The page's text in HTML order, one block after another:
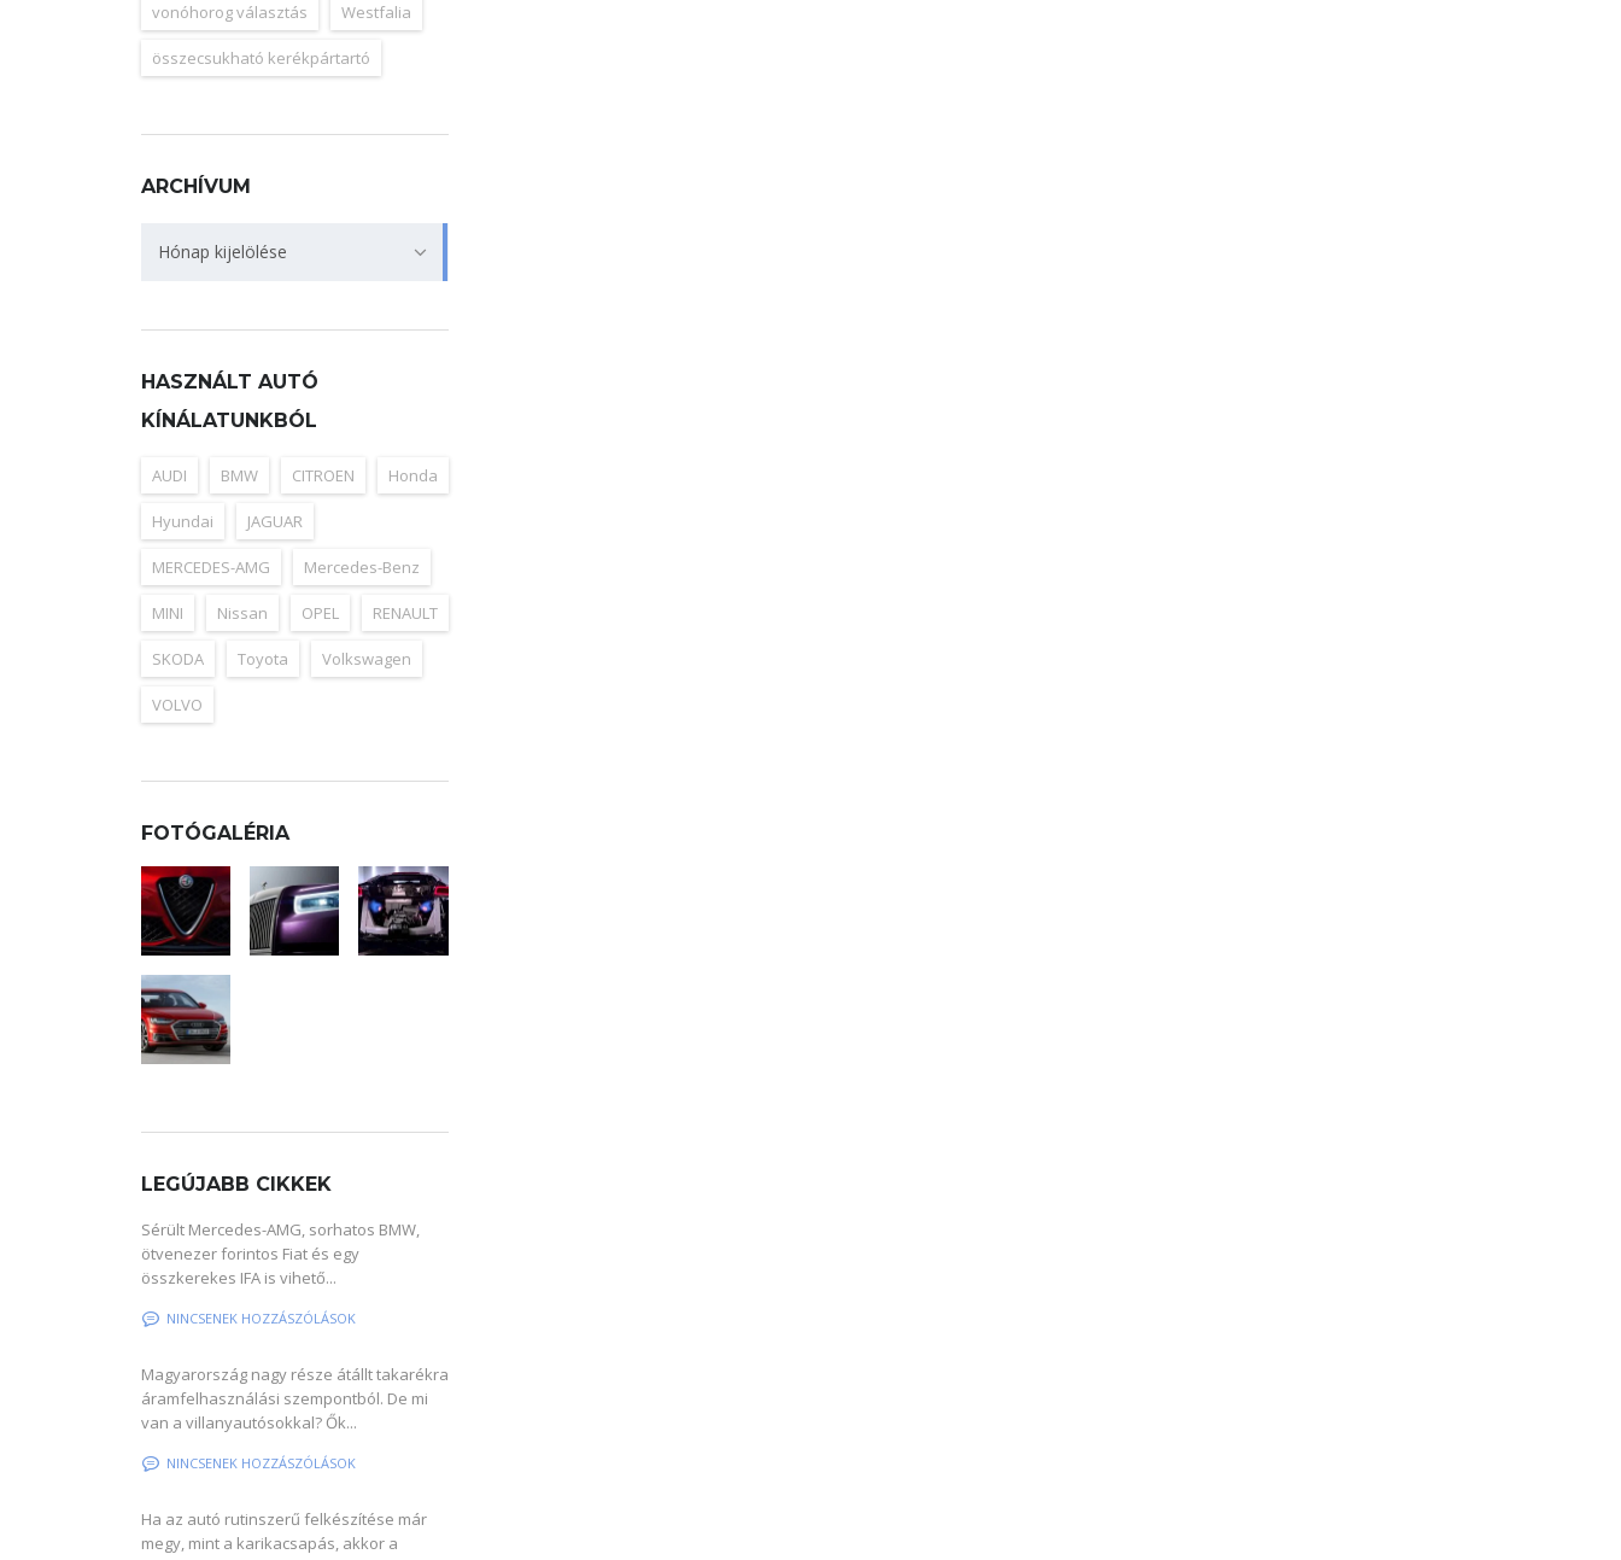
vonóhorog választás Westfalia
összecsukható kerékpártartó
ARCHÍVUM
Hónap kijelölése
HASZNÁLT AUTÓ
KÍNÁLATUNKBÓL
AUDI BMW CITROEN Honda
Hyundai JAGUAR
MERCEDES-AMG Mercedes-Benz
MINI Nissan OPEL RENAULT
SKODA Toyota Volkswagen
VOLVO
FOTÓGALÉRIA
LEGÚJABB CIKKEK
Sérült Mercedes-AMG, sorhatos BMW,
ötvenezer forintos Fiat és egy
összkerekes IFA is vihető...
NINCSENEK HOZZÁSZÓLÁSOK
Magyarország nagy része átállt takarékra
áramfelhasználási szempontból. De mi
van a villanyautósokkal? Ők...
NINCSENEK HOZZÁSZÓLÁSOK
Ha az autó rutinszerű felkészítése már
megy, mint a karikacsapás, akkor a